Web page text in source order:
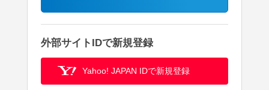
外部サイトIDで新規登録
Yahoo! JAPAN IDで新規登録